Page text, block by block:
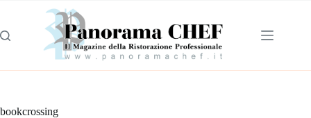
bookcrossing